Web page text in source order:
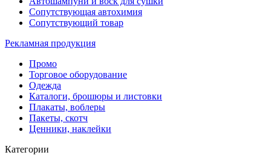
Сопутствующая автохимия
Сопутствующий товар
Рекламная продукция
Промо
Торговое оборудование
Одежда
Каталоги, брошюры и листовки
Плакаты, воблеры
Пакеты, скотч
Ценники, наклейки
Категории